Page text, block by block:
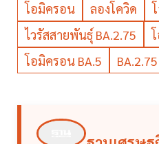
โอมิครอน
ลองโควิด
ไวรัสสายพันธุ์ BA.2.75
โอมิครอน BA.5
BA.2.75